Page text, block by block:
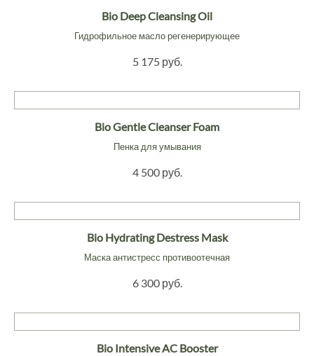
Bio Deep Cleansing Oil
Гидрофильное масло регенерирующее
5 175 руб.
Bio Gentle Cleanser Foam
Пенка для умывания
4 500 руб.
Bio Hydrating Destress Mask
Маска антистресс противоотечная
6 300 руб.
Bio Intensive AC Booster